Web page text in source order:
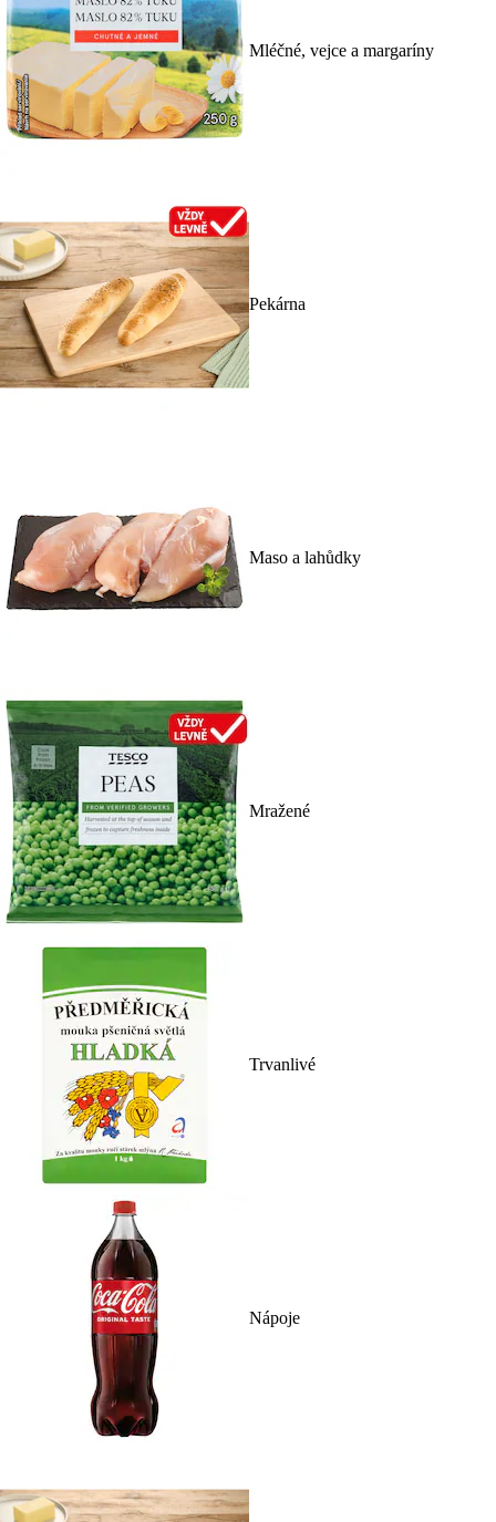
Mléčné, vejce a margaríny
Pekárna
Maso a lahůdky
Mražené
Trvanlivé
Nápoje